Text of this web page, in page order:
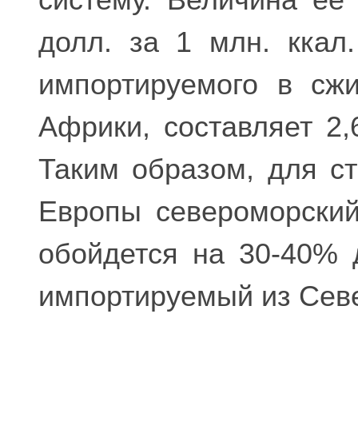
долл. за 1 млн.
импортируемого в
Африки, составляет
Таким образом, для
Европы
обойдется на 30-
импортируемый из